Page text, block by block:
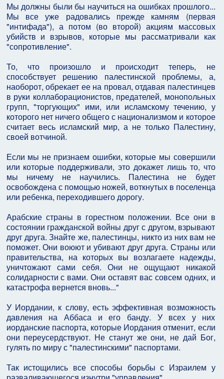
Мы должны были бы научиться на ошибках прошлого...
Мы все уже радовались прежде камням (первая
"интифада"), а потом (во второй) акциям массовых
убийств и взрывов, которые мы рассматривали как
"сопротивление".
То, что произошло и происходит теперь, не
способствует решению палестинской проблемы, а,
наоборот, обрекает ее на провал, отдавая палестинцев
в руки коллаборационистов, предателей, монопольных
групп, "торгующих" ими, или исламскому течению, у
которого нет ничего общего с национализмом и которое
считает весь исламский мир, а не только Палестину,
своей вотчиной.
Если мы не признаем ошибки, которые мы совершили
или которые поддерживали, это докажет лишь то, что
мы ничему не научились. Палестина не будет
освобождена с помощью ножей, воткнутых в поселенца
или ребенка, переходившего дорогу.
Арабские страны в горестном положении. Все они в
состоянии гражданской войны друг с другом, взрывают
друг друга. Знайте же, палестинцы, никто из них вам не
поможет. Они воюют и убивают друг друга. Страны или
правительства, на которых вы возлагаете надежды,
уничтожают сами себя. Они не ощущают никакой
солидарности с вами. Они оставят вас совсем одних, и
катастрофа вернется вновь..."
У Иордании, к слову, есть эффективная возможность
давления на Аббаса и его банду. У всех у них
иорданские паспорта, которые Иордания отменит, если
они переусердствуют. Не станут же они, не дай Бог,
гулять по миру с "палестинскими" паспортами.
Так истощились все способы борьбы с Израилем у